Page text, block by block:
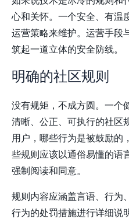
心和关怀。一个安全、有温
运营策略来维护。运营手段
筑起一道立体的安全防线。
明确的社区规则
没有规矩，不成方圆。一个
清晰、公正、可执行的社区
用户，哪些行为是被鼓励的
些规则应该以通俗易懂的语
强制阅读和同意。
规则内容应涵盖言语、行为
行为的处罚措施进行详细说